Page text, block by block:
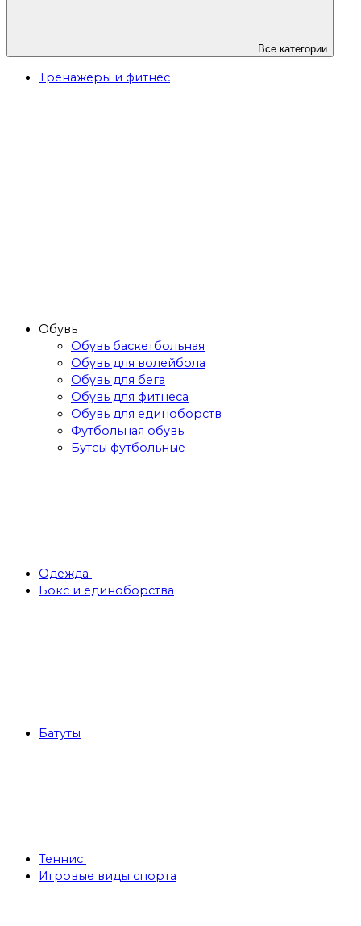
Все категории
Тренажёры и фитнес
Обувь
Обувь баскетбольная
Обувь для волейбола
Обувь для бега
Обувь для фитнеса
Обувь для единоборств
Футбольная обувь
Бутсы футбольные
Одежда
Бокс и единоборства
Батуты
Теннис
Игровые виды спорта